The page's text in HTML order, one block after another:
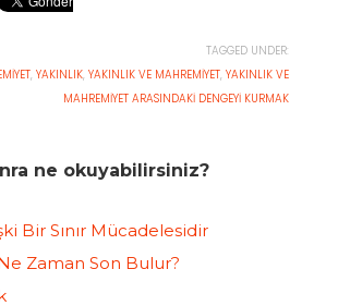
TAGGED UNDER:
, YAKINLIK, YAKINLIK VE MAHREMIYET, YAKINLIK VE
MAHREMIYET ARASINDAKI DENGEYI KURMAK
ne okuyabilirsiniz?
Bir Sınır Mücadelesidir
Zaman Son Bulur?